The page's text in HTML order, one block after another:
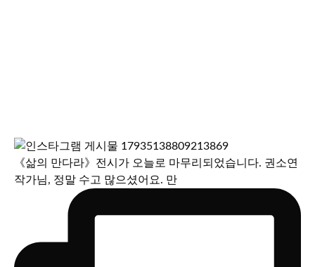
《삶의 만다라》전시가 오늘로 마무리되었습니다. 권소연
작가님, 정말 수고 많으셨어요. 만